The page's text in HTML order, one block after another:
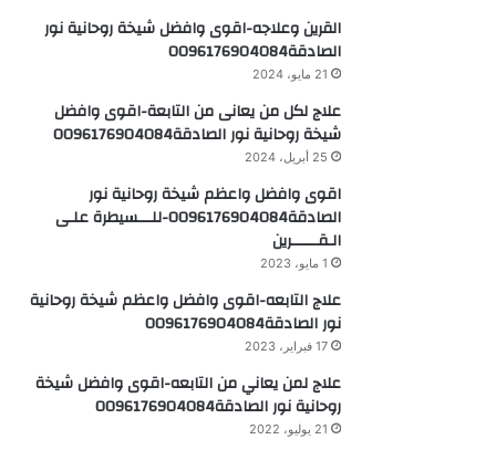
القرين وعلاجه-اقوى وافضل شيخة روحانية نور
الصادقة0096176904084
21 مايو، 2024
علاج لكل من يعانى من التابعة-اقوى وافضل
شيخة روحانية نور الصادقة0096176904084
25 أبريل، 2024
اقوى وافضل واعظم شيخة روحانية نور
الصادقة0096176904084-للـــسيطرة علـى
الـقــــــرين
1 مايو، 2023
علاج التابعه-اقوى وافضل واعظم شيخة روحانية
نور الصادقة0096176904084
17 فبراير، 2023
علاج لمن يعاني من التابعه-اقوى وافضل شيخة
روحانية نور الصادقة0096176904084
21 يوليو، 2022